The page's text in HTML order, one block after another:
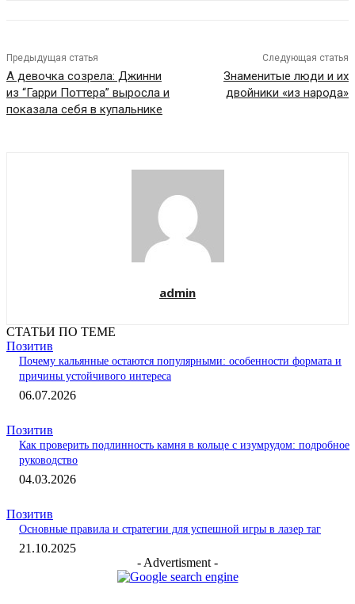
Предыдущая статья
А девочка созрела: Джинни
из “Гарри Поттера” выросла и
показала себя в купальнике
Следующая статья
Знаменитые люди и их
двойники «из народа»
admin
СТАТЬИ ПО ТЕМЕ
Позитив
Почему кальянные остаются популярными: особенности формата и
причины устойчивого интереса
06.07.2026
Позитив
Как проверить подлинность камня в кольце с изумрудом: подробное
руководство
04.03.2026
Позитив
Основные правила и стратегии для успешной игры в лазер таг
21.10.2025
- Advertisment -